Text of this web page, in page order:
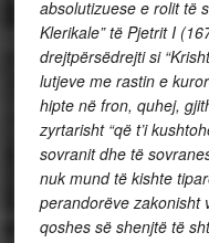
absolutizuese e rolit të
Klerikale” të Pjetrit I
drejtpërsëdrejti si
lutjeve me rastin e
hipte në fron, quhej,
zyrtarisht “që t’i
sovranit dhe të
nuk mund të kishte
perandorëve zakonisht
qoshes së shenjtë të